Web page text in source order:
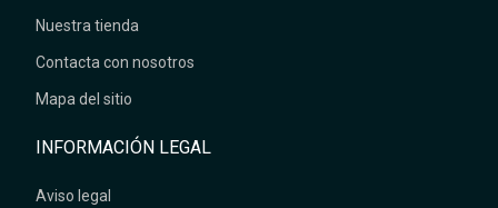
Nuestra tienda
Contacta con nosotros
Mapa del sitio
INFORMACIÓN LEGAL
Aviso legal